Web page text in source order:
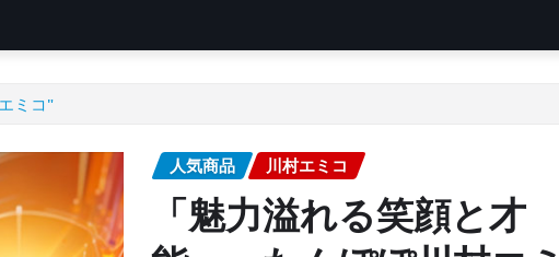
ミコ"
人気商品 川村エミコ
「魅力溢れる笑顔と才